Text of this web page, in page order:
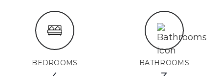
BEDROOMS BATHROOMS